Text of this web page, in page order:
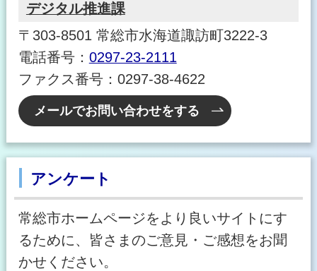
デジタル推進課
〒303-8501 常総市水海道諏訪町3222-3
電話番号： 0297-23-2111
ファクス番号：0297-38-4622
メールでお問い合わせをする
アンケート
常総市ホームページをより良いサイトにす
るために、皆さまのご意見・ご感想をお聞
かせください。